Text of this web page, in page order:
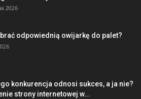
2026
odpowiednią owijarkę do palet?
konkurencja odnosi sukces, a ja nie?
strony internetowej w...